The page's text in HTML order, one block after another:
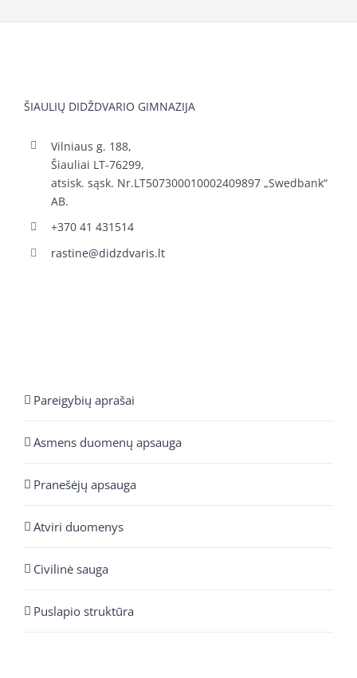
ŠIAULIŲ DIDŽDVARIO GIMNAZIJA
Vilniaus g. 188,
Šiauliai LT-76299,
atsisk. sąsk. Nr.LT507300010002409897 „Swedbank“
AB.
+370 41 431514
rastine@didzdvaris.lt
Pareigybių aprašai
Asmens duomenų apsauga
Pranešėjų apsauga
Atviri duomenys
Civilinė sauga
Puslapio struktūra